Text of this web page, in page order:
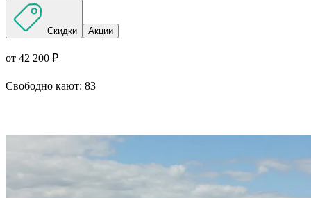
Скидки Акции
от 42 200 ₽
Свободно кают: 83